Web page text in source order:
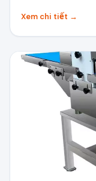
Xem chi tiết →